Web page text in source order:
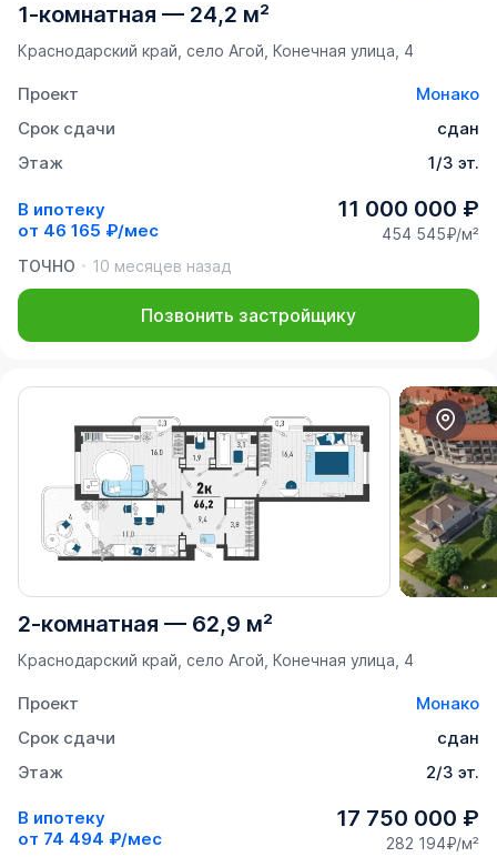
1-комнатная — 24,2 м²
Краснодарский край, село Агой, Конечная улица, 4
Проект
Монако
Срок сдачи
сдан
Этаж
1/3 эт.
В ипотеку
от 46 165 ₽/мес
11 000 000 ₽
454 545₽/м²
ТОЧНО
10 месяцев назад
Позвонить застройщику
2-комнатная — 62,9 м²
Краснодарский край, село Агой, Конечная улица, 4
Проект
Монако
Срок сдачи
сдан
Этаж
2/3 эт.
В ипотеку
от 74 494 ₽/мес
17 750 000 ₽
282 194₽/м²